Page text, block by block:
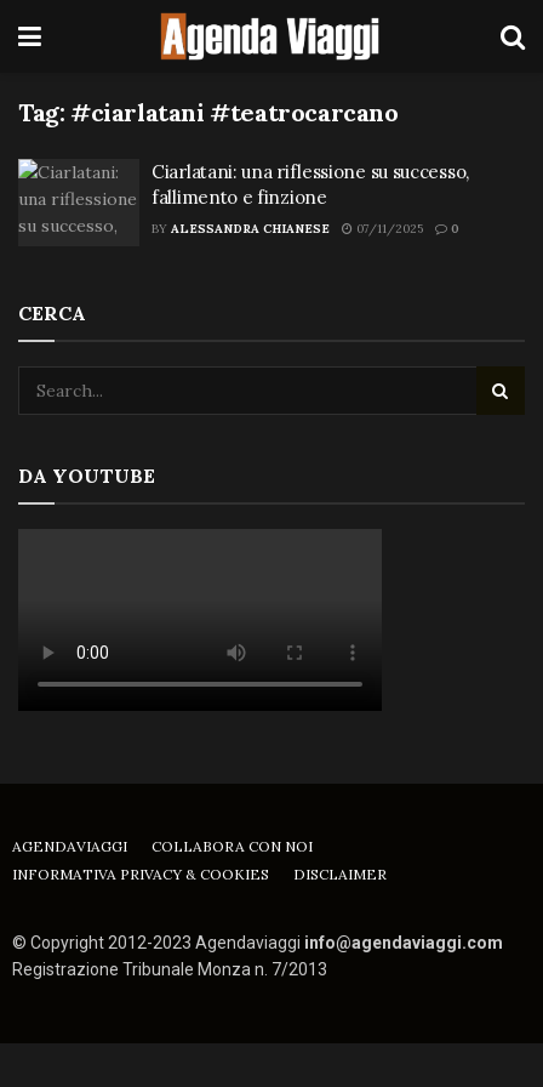
Tag: #ciarlatani #teatrocarcano
Ciarlatani: una riflessione su successo,
fallimento e finzione
BY ALESSANDRA CHIANESE 07/11/2025 0
CERCA
DA YOUTUBE
AGENDAVIAGGI
COLLABORA CON NOI
INFORMATIVA PRIVACY & COOKIES
DISCLAIMER
© Copyright 2012-2023 Agendaviaggi info@agendaviaggi.com
Registrazione Tribunale Monza n. 7/2013